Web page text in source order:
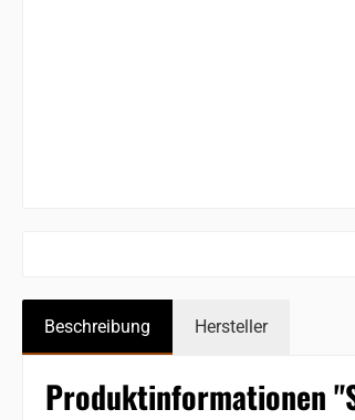
Beschreibung Hersteller
Produktinformationen